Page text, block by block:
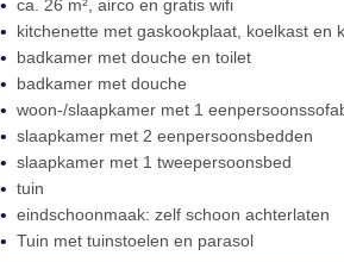
ca. 26 m², airco en gratis wifi
kitchenette met gaskookplaat, koelkast en
badkamer met douche en toilet
badkamer met douche
woon-/slaapkamer met 1
slaapkamer met 2 eenpersoonsbedden
slaapkamer met 1 tweepersoonsbed
tuin
eindschoonmaak: zelf schoon achterlaten
Tuin met tuinstoelen en parasol